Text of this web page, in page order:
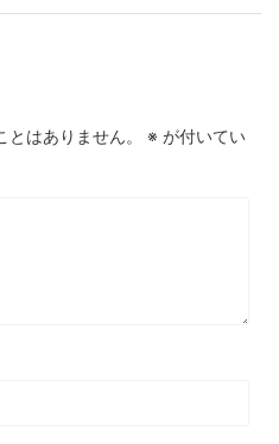
はありません。 ※ が付いてい